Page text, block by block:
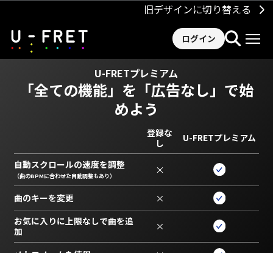
旧デザインに切り替える
ログイン
U-FRETプレミアム
「全ての機能」を 「広告なし」で始
めよう
登録な
し
U-FRETプレミアム
自動スクロールの速度を調整
（曲のBPMに合わせた自動調整もあり） ×
曲のキーを変更 ×
お気に入りに上限なしで曲を追
加
×